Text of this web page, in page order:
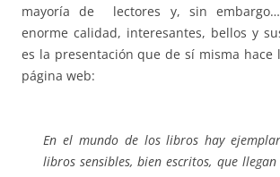
mayoría de lectores y, sin
enorme calidad, interesantes, bellos y
es la presentación que de sí misma hace
página web:
En el mundo de los libros hay
libros sensibles, bien escritos, que